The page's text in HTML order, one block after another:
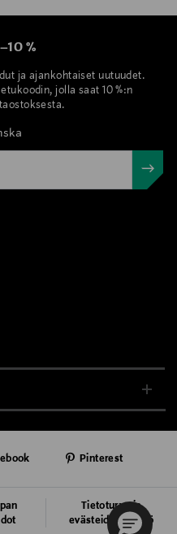
–10 %
ja ajankohtaiset uutuudet.
jolla saat 10 %:n
Tietoturva ja
evästeiden käyttö
Pinterest